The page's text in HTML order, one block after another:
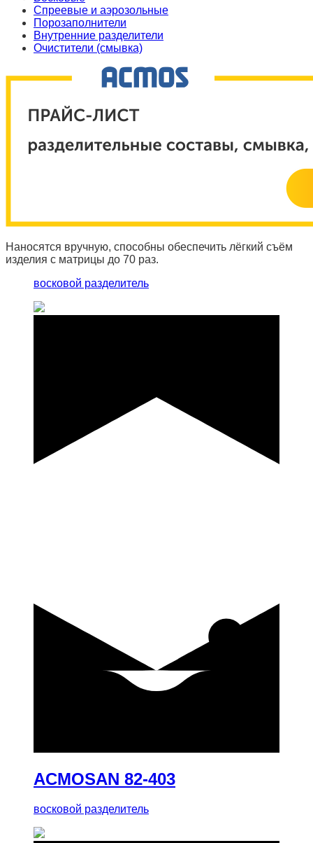
Спреевые и аэрозольные
Порозаполнители
Внутренние разделители
Очистители (смывка)
Наносятся вручную, способны обеспечить лёгкий съём
изделия с матрицы до 70 раз.
восковой разделитель
ACMOSAN 82-403
восковой разделитель